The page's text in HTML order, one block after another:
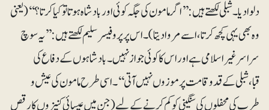
دلوا دیا۔ شبلی لکھتے ہیں:’’اگر مامون کی جگہ کوئی اور بادشاہ ہوتا تو کیا کرتا؟‘‘(یعنی
وہ بھی یہی کچھ کرتا، اسے مروا دیتا)۔اس پر پروفیسر سلیم لکھتے ہیں: ’’یہ سوچ
سراسر غیر اسلامی ہے اور اس کا کوئی جواز نہیں۔ بادشاہوں کے دفاع کی
قبا،شبلی کے قدوقامت پر موزوں نہیں آتی‘‘۔اسی طرح مامون کی عیش و
طرب کی محفلوں کی سنگینی کو کم کرنے کے لیے (جن میں عیسائی کنیزوں کا رقص